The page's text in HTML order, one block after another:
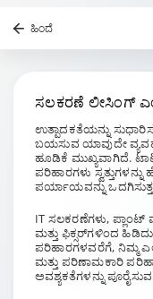
ಹಿಂದೆ
ಸಲಕರಣೆ ಲೀಸಿಂಗ್
ಉತ್ಪಾದಕತೆಯನ್ನು
ಬಯಸುವ ಯಾವುದೇ
ಹೂಡಿಕೆ ಮುಖ್ಯವಾಗಿದೆ.
ಪರಿಹಾರಗಳು
ಪರ್ಯಾಯವನ್ನು
IT ಸಲಕರಣೆಗಳು,
ಮತ್ತು ಫಿಕ್ಸರ್‌ಗಳಿಂದ
ಪರಿಹಾರಗಳವರೆಗೆ, ನಿಮ್ಮ
ಮತ್ತು ಪರಿಣಾಮಕಾರಿ
ಅವಶ್ಯಕತೆಗಳನ್ನು